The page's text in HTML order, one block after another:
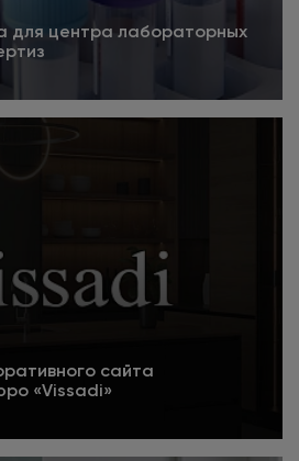
для центра лабораторных
сайта
«Vissadi»